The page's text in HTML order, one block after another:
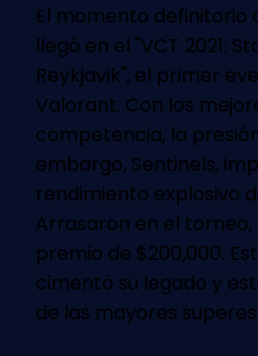
El momento definitorio
llegó en el "VCT 2021:
Reykjavik", el primer
Valorant. Con los
competencia, la
embargo, Sentinels,
rendimiento explosivo
Arrasaron en el
premio de $200,000.
cimentó su legado y
de las mayores